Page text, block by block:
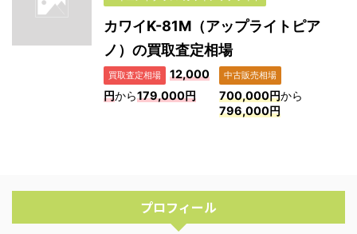
カワイK-81M（アップライトピア
ノ）の買取査定相場
買取査定相場
12,000
円から179,000円
中古販売相場
700,000円から
796,000円
プロフィール